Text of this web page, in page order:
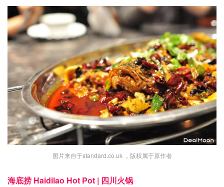
图片来自于standard.co.uk ，版权属于原作者
海底捞 Haidilao Hot Pot | 四川火锅